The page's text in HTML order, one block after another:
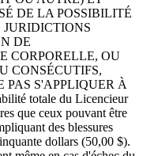
DE LA POSSIBILITÉ
DE
CORPORELLE, OU
CONSÉCUTIFS,
S'APPLIQUER À
totale du Licencieur
que ceux pouvant être
des blessures
dollars (50,00 $).